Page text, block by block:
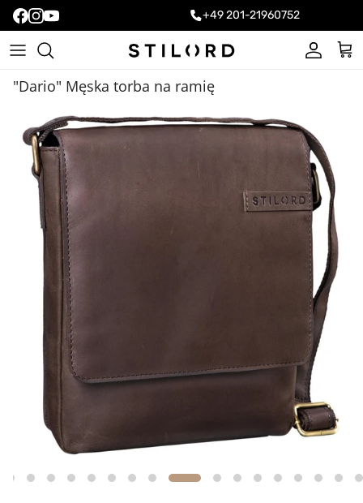
+49 201-21960752
Konto
"Dario" Męska torba na ramię